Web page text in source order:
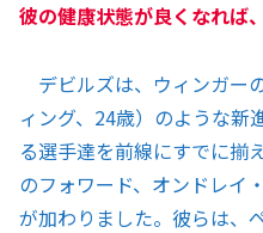
彼の健康状態が良くなれば
デビルズは、ウィンガー
ィング、24歳）のような新
る選手達を前線にすでに揃
のフォワード、オンドレイ
が加わりました。彼らは、